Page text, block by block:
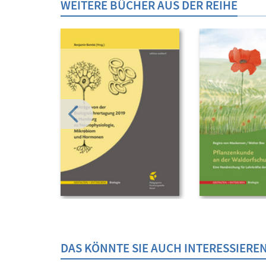
WEITERE BÜCHER AUS DER REIHE
DAS KÖNNTE SIE AUCH